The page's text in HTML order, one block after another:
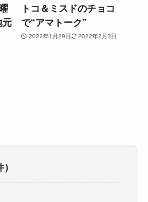
元
トコ＆ミスドのチョコ
で“アマトーク”
2022年1月29日 2022年2月3日
）